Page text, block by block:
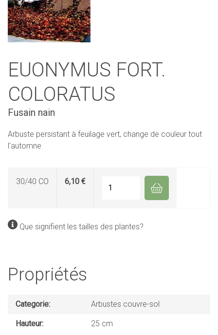
EUONYMUS FORT.
COLORATUS
Fusain nain
Arbuste persistant à feuilage vert, change de couleur tout
l'automne
30/40 CO 6,10 €
Que signifient les tailles des plantes?
Propriétés
Categorie Arbustes couvre-sol
Hauteur 25 cm